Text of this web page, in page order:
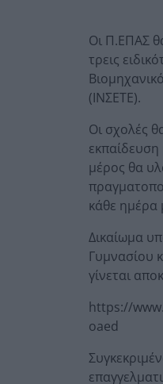
Οι Π.ΕΠΑΣ
τρεις
(ΙΝΣΕΤΕ).
Οι σχολές
μέρος θα
κάθε ημέρα
Δικαίωμα
Γυμνασίου
γίνεται
https://
oaed